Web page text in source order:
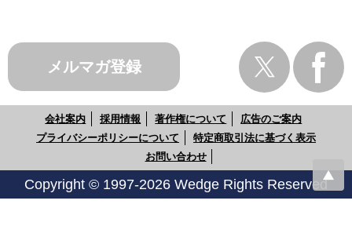
メルマガ登録
会社案内 採用情報 著作権について
広告のご案内
プライバシーポリシーについて
特定商取引法に基づく表示
お問い合わせ
Copyright © 1997-2026 Wedge Rights Reserved